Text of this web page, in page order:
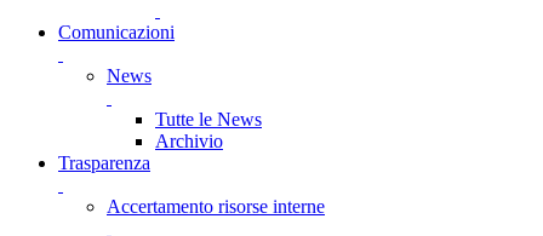
Comunicazioni
News
Tutte le News
Archivio
Trasparenza
Accertamento risorse interne